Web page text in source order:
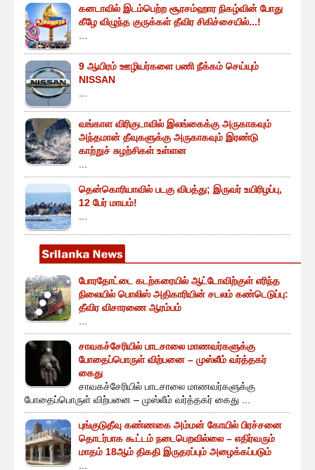
கனடாவில் இடம்பெற்ற சூரசம்ஹார நிகழ்வின் போது
கீழே விழுந்த குருக்கள் தீவிர சிகிச்சையில்...!
9 ஆயிரம் ஊழியர்களை பணி நீக்கம் செய்யும்
NISSAN
வங்காள விரிகுடாவில் இலங்கைக்கு அருகாகவும்
அந்தமான் தீவுகளுக்கு அருகாகவும் இரண்டு
காற்றுச் சுழற்சிகள் உள்ளன
தென்கொரியாவில் படகு விபத்து; இருவர் உயிரிழப்பு,
12 பேர் மாயம்!
போரதோட்டை கடற்கரையில் ஆட்டோவிற்குள் எரிந்த
நிலையில் பொலிஸ் அதிகாரியின் சடலம் கண்டெடுப்பு:
தீவிர விசாரணை ஆரம்பம்
சாவகச்சேரியில் பாடசாலை மாணவர்களுக்கு
போதைப்பொருள் விற்பனை – முஸ்லீம் வர்த்தகர்
கைது
சாவகச்சேரியில் பாடசாலை மாணவர்களுக்கு
போதைப்பொருள் விற்பனை – முஸ்லீம் வர்த்தகர் கைது ...
புங்குடுதீவு கண்ணகை அம்மன் கோயில் பிரச்சனை
தொடர்பாக கூட்டம் நடைபெறவில்லை – எதிர்வரும்
மாதம் 18ஆம் திகதி இருதரப்பும் அழைக்கப்படும்